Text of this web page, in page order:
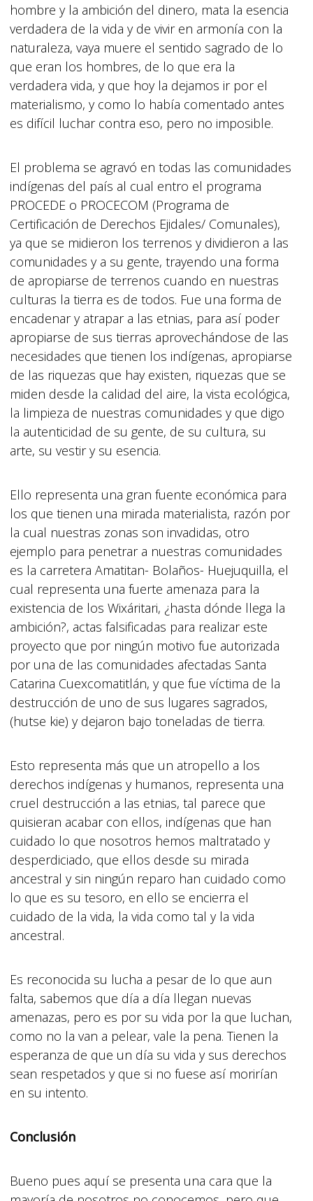
hombre y la ambición del dinero, mata la esencia
verdadera de la vida y de vivir en armonía con la
naturaleza, vaya muere el sentido sagrado de lo
que eran los hombres, de lo que era la
verdadera vida, y que hoy la dejamos ir por el
materialismo, y como lo había comentado antes
es difícil luchar contra eso, pero no imposible.
El problema se agravó en todas las comunidades
indígenas del país al cual entro el programa
PROCEDE o PROCECOM (Programa de
Certificación de Derechos Ejidales/ Comunales),
ya que se midieron los terrenos y dividieron a las
comunidades y a su gente, trayendo una forma
de apropiarse de terrenos cuando en nuestras
culturas la tierra es de todos. Fue una forma de
encadenar y atrapar a las etnias, para así poder
apropiarse de sus tierras aprovechándose de las
necesidades que tienen los indígenas, apropiarse
de las riquezas que hay existen, riquezas que se
miden desde la calidad del aire, la vista ecológica,
la limpieza de nuestras comunidades y que digo
la autenticidad de su gente, de su cultura, su
arte, su vestir y su esencia.
Ello representa una gran fuente económica para
los que tienen una mirada materialista, razón por
la cual nuestras zonas son invadidas, otro
ejemplo para penetrar a nuestras comunidades
es la carretera Amatitan- Bolaños- Huejuquilla, el
cual representa una fuerte amenaza para la
existencia de los Wixáritari, ¿hasta dónde llega la
ambición?, actas falsificadas para realizar este
proyecto que por ningún motivo fue autorizada
por una de las comunidades afectadas Santa
Catarina Cuexcomatitlán, y que fue víctima de la
destrucción de uno de sus lugares sagrados,
(hutse kie) y dejaron bajo toneladas de tierra.
Esto representa más que un atropello a los
derechos indígenas y humanos, representa una
cruel destrucción a las etnias, tal parece que
quisieran acabar con ellos, indígenas que han
cuidado lo que nosotros hemos maltratado y
desperdiciado, que ellos desde su mirada
ancestral y sin ningún reparo han cuidado como
lo que es su tesoro, en ello se encierra el
cuidado de la vida, la vida como tal y la vida
ancestral.
Es reconocida su lucha a pesar de lo que aun
falta, sabemos que día a día llegan nuevas
amenazas, pero es por su vida por la que luchan,
como no la van a pelear, vale la pena. Tienen la
esperanza de que un día su vida y sus derechos
sean respetados y que si no fuese así morirían
en su intento.
Conclusión
Bueno pues aquí se presenta una cara que la